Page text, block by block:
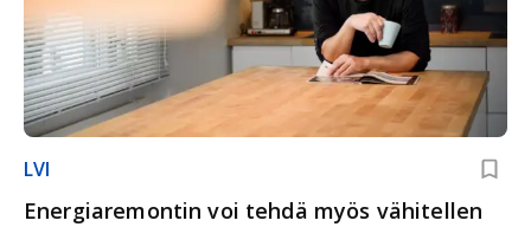
LVI
Energiaremontin voi tehdä myös vähitellen